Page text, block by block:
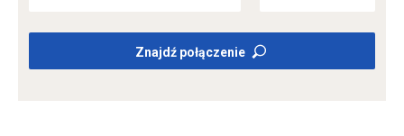
Znajdź połączenie